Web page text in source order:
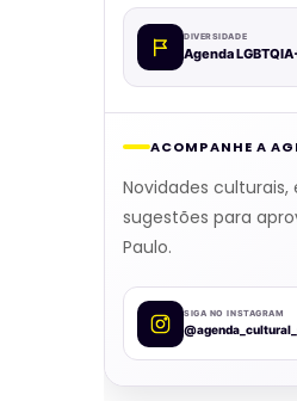
DIVERSIDADE
Agenda
ACOMPANHE A
Novidades culturais,
sugestões para
Paulo.
SIGA NO INSTAGRAM